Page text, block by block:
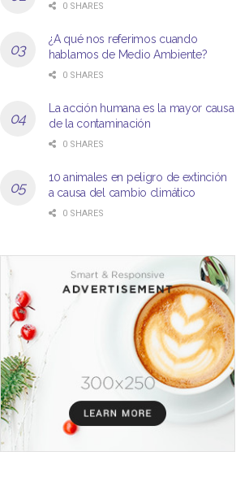
0 SHARES
¿A qué nos referimos cuando
hablamos de Medio Ambiente?
0 SHARES
La acción humana es la mayor causa
de la contaminación
0 SHARES
10 animales en peligro de extinción
a causa del cambio climático
0 SHARES